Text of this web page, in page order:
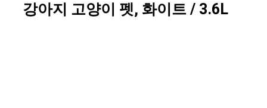
강아지 고양이 펫, 화이트 / 3.6L